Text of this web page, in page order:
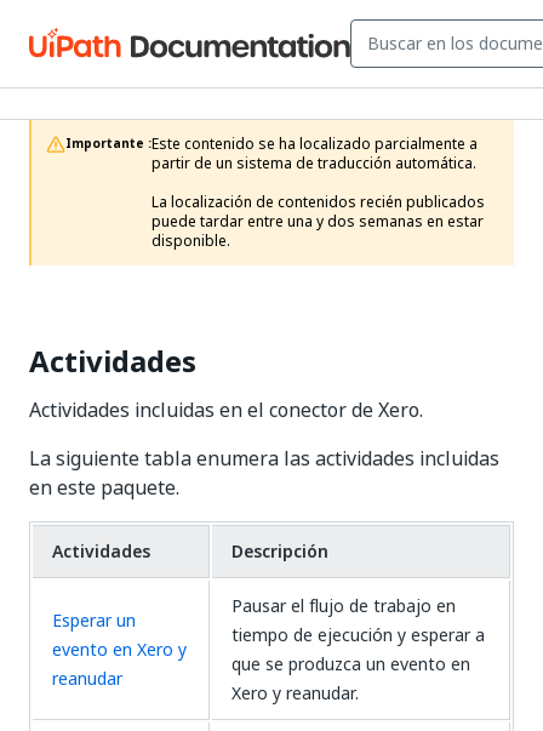
Importante :Este contenido se ha localizado parcialmente a
partir de un sistema de traducción automática.
La localización de contenidos recién publicados
puede tardar entre una y dos semanas en estar
disponible.
Actividades
Actividades incluidas en el conector de Xero.
La siguiente tabla enumera las actividades incluidas
en este paquete.
Actividades Descripción
Esperar un
evento en Xero y
reanudar
Pausar el flujo de trabajo en
tiempo de ejecución y esperar a
que se produzca un evento en
Xero y reanudar.